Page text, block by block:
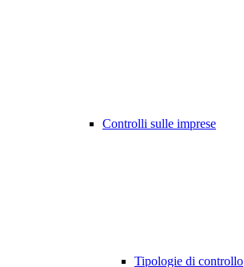
Controlli sulle imprese
Tipologie di controllo